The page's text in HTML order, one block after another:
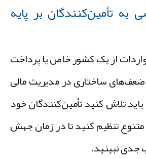
تأمین‌کنندگان بر پایه
از یک کشور خاص یا پرداخت
ساختاری در مدیریت مالی
کنید تأمین‌کنندگان خود
تنظیم کنید تا در زمان جهش
نبینید.